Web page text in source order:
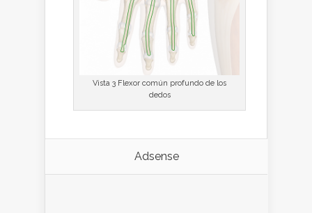
Vista 3 Flexor común profundo de los
dedos
Adsense